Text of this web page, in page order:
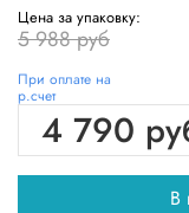
Цена за упаковку:
5 988 руб
При оплате на
р.счет
4 790
В